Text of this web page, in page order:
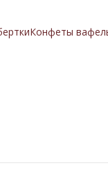
Конфеты